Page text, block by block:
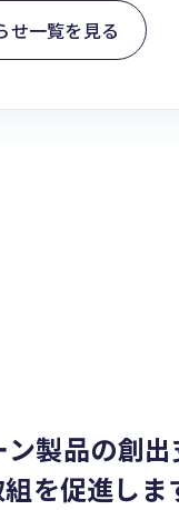
せ一覧を見る
製品の創出
を促進しま